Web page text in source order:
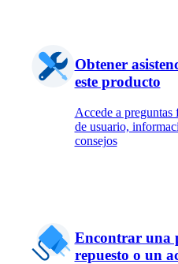
Obtener
este producto
Accede a preguntas
de usuario,
consejos
Encontrar una
repuesto o un